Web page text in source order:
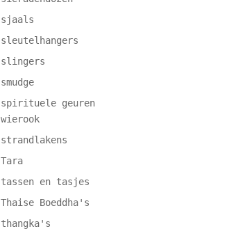
sjaals
sleutelhangers
slingers
smudge
spirituele geuren
wierook
strandlakens
Tara
tassen en tasjes
Thaise Boeddha's
thangka's